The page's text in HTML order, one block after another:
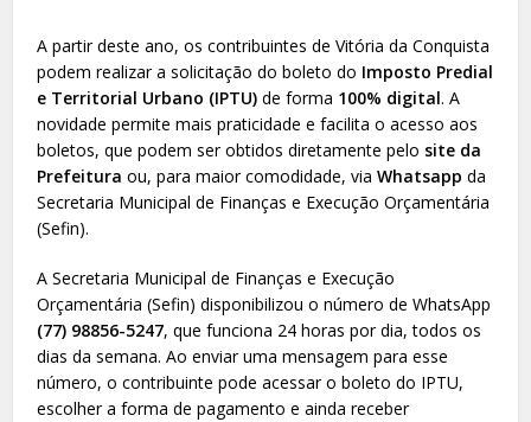
A partir deste ano, os contribuintes de Vitória da Conquista
podem realizar a solicitação do boleto do Imposto Predial
e Territorial Urbano (IPTU) de forma 100% digital. A
novidade permite mais praticidade e facilita o acesso aos
boletos, que podem ser obtidos diretamente pelo site da
Prefeitura ou, para maior comodidade, viaWhatsapp da
Secretaria Municipal de Finanças e Execução Orçamentária
(Sefin).
A Secretaria Municipal de Finanças e Execução
Orçamentária (Sefin) disponibilizou o número de WhatsApp
(77) 98856-5247, que funciona 24 horas por dia, todos os
dias da semana. Ao enviar uma mensagem para esse
número, o contribuinte pode acessar o boleto do IPTU,
escolher a forma de pagamento e ainda receber